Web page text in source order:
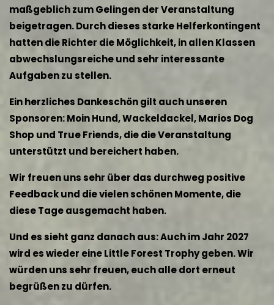
maßgeblich zum Gelingen der Veranstaltung
beigetragen. Durch dieses starke Helferkontingent
hatten die Richter die Möglichkeit, in allen Klassen
abwechslungsreiche und sehr interessante
Aufgaben zu stellen.
Ein herzliches Dankeschön gilt auch unseren
Sponsoren: Moin Hund, Wackeldackel, Marios Dog
Shop und True Friends, die die Veranstaltung
unterstützt und bereichert haben.
Wir freuen uns sehr über das durchweg positive
Feedback und die vielen schönen Momente, die
diese Tage ausgemacht haben.
Und es sieht ganz danach aus: Auch im Jahr 2027
wird es wieder eine Little Forest Trophy geben. Wir
würden uns sehr freuen, euch alle dort erneut
begrüßen zu dürfen.